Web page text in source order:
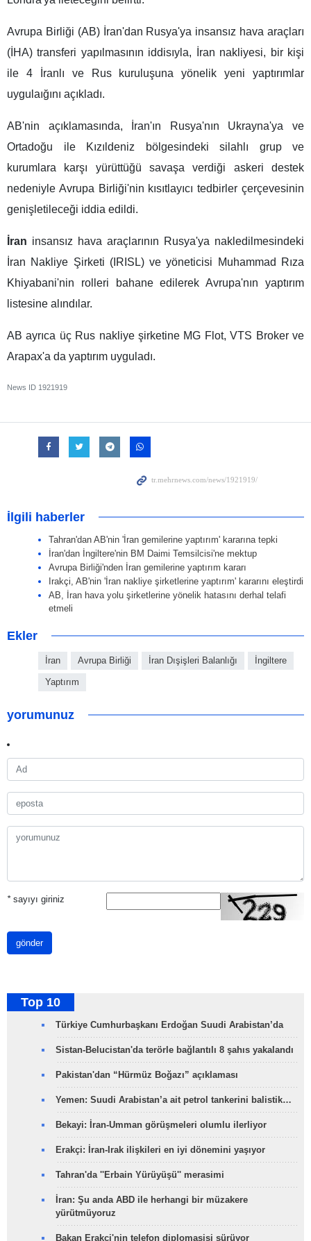
Avrupa Birliği (AB) İran'dan Rusya'ya insansız hava araçları
(İHA) transferi yapılmasının iddisıyla, İran nakliyesi, bir kişi
ile 4 İranlı ve Rus kuruluşuna yönelik yeni yaptırımlar
uygulaığını açıkladı.
AB'nin açıklamasında, İran'ın Rusya'nın Ukrayna'ya ve
Ortadoğu ile Kızıldeniz bölgesindeki silahlı grup ve
kurumlara karşı yürüttüğü savaşa verdiği askeri destek
nedeniyle Avrupa Birliği'nin kısıtlayıcı tedbirler çerçevesinin
genişletileceği iddia edildi.
İran insansız hava araçlarının Rusya'ya nakledilmesindeki
İran Nakliye Şirketi (IRISL) ve yöneticisi Muhammad Rıza
Khiyabani'nin rolleri bahane edilerek Avrupa'nın yaptırım
listesine alındılar.
AB ayrıca üç Rus nakliye şirketine MG Flot, VTS Broker ve
Arapax'a da yaptırım uyguladı.
News ID 1921919
İlgili haberler
Tahran'dan AB'nin 'İran gemilerine yaptırım' kararına tepki
İran'dan İngiltere'nin BM Daimi Temsilcisi'ne mektup
Avrupa Birliği'nden İran gemilerine yaptırım kararı
Irakçi, AB'nin 'İran nakliye şirketlerine yaptırım' kararını eleştirdi
AB, İran hava yolu şirketlerine yönelik hatasını derhal telafi
etmeli
Ekler
İran Avrupa Birliği İran Dışişleri Balanlığı İngiltere
Yaptırım
yorumunuz
*sayıyı giriniz
gönder
Top 10
Türkiye Cumhurbaşkanı Erdoğan Suudi Arabistan’da
Sistan-Belucistan'da terörle bağlantılı 8 şahıs yakalandı
Pakistan'dan “Hürmüz Boğazı” açıklaması
Yemen: Suudi Arabistan’a ait petrol tankerini balistik…
Bekayi: İran-Umman görüşmeleri olumlu ilerliyor
Erakçi: İran-Irak ilişkileri en iyi dönemini yaşıyor
Tahran'da ''Erbain Yürüyüşü'' merasimi
İran: Şu anda ABD ile herhangi bir müzakere
yürütmüyoruz
Bakan Erakçi'nin telefon diplomasisi sürüyor